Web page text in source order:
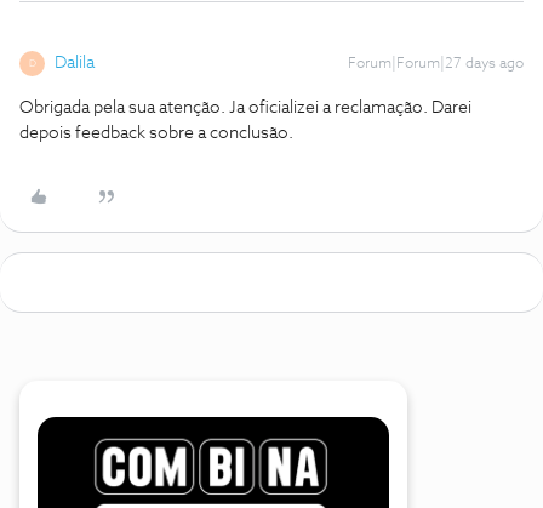
D Dalila Forum|Forum|27 days ago
Obrigada pela sua atenção. Ja oficializei a reclamação. Darei
depois feedback sobre a conclusão.